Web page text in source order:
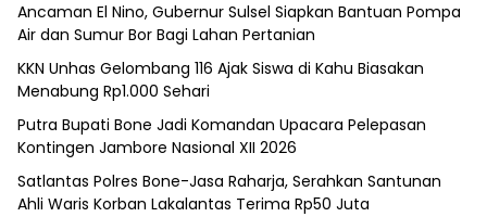
Ancaman El Nino, Gubernur Sulsel Siapkan Bantuan Pompa
Air dan Sumur Bor Bagi Lahan Pertanian
KKN Unhas Gelombang 116 Ajak Siswa di Kahu Biasakan
Menabung Rp1.000 Sehari
Putra Bupati Bone Jadi Komandan Upacara Pelepasan
Kontingen Jambore Nasional XII 2026
Satlantas Polres Bone-Jasa Raharja, Serahkan Santunan
Ahli Waris Korban Lakalantas Terima Rp50 Juta